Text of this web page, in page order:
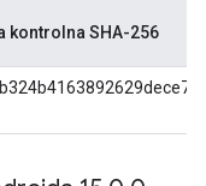
kontrolna SHA-256